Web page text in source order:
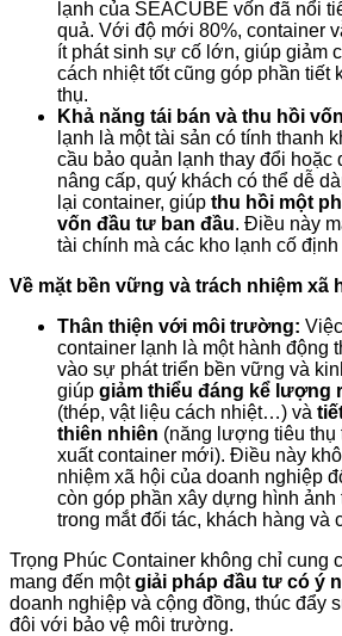
lạnh của SEACUBE vốn đã nổi
quả. Với độ mới 80%, container
ít phát sinh sự cố lớn, giúp giảm
cách nhiệt tốt cũng góp phần tiết
thụ.
Khả năng tái bán và thu hồi
lạnh là một tài sản có tính thanh
cầu bảo quản lạnh thay đổi hoặc
nâng cấp, quý khách có thể dễ
lại container, giúp thu hồi một
vốn đầu tư ban đầu. Điều này
tài chính mà các kho lạnh cố
Về mặt bền vững và trách nhiệm xã
Thân thiện với môi trường:
container lạnh là một hành động
vào sự phát triển bền vững và
giúp giảm thiểu đáng kể lượng
(thép, vật liệu cách nhiệt…) và
thiên nhiên (năng lượng tiêu thụ
xuất container mới). Điều này
nhiệm xã hội của doanh nghiệp
còn góp phần xây dựng hình ảnh
trong mắt đối tác, khách hàng và
Trọng Phúc Container không chỉ cung
mang đến mộtgiải pháp đầu tư có ý
doanh nghiệp và cộng đồng, thúc đẩy
đôi với bảo vệ môi trường.